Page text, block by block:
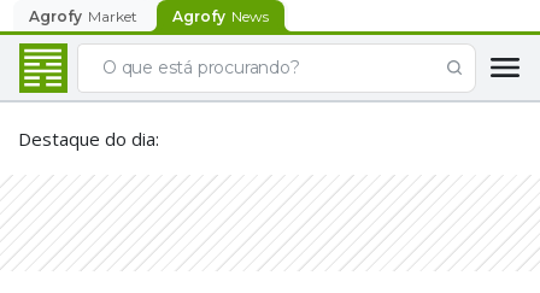
Agrofy Market Agrofy News
Destaque do dia: